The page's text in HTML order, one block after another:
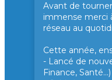
Avant de
immense merci
réseau au
Cette année,
- Lancé de
Finance, Santé...)